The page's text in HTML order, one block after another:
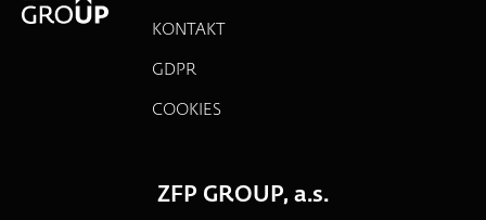
KONTAKT
GDPR
COOKIES
ZFP GROUP, a.s.